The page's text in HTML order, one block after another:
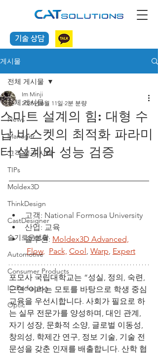
기술 상담
게시물
전체 게시물
News
Manager
고객 성공 사례
TIPs
Moldex3D
ThinkDesign
CastDesigner
슬기로운생활
Automotive
Consumer Products
IC Packaging
Optic
전체 게시물
스마트 설계의 힘: 대형 수
납 바스켓의 최적화 파라미
터 설계와 성능 검증
Im Minji
2025년 6월 11일 2분 분량
고객: National Formosa University
산업: 교육
솔루션: Moldex3D Advanced,
Flow,
Pack, Cool Warp Expert
포모사 국립대학교는 “성실, 정의, 숙련,
근면”이라는 모토를 바탕으로 학생 중심
교육을 우선시합니다. 사회가 필요로 하
는 실무 전문가를 양성하며, 대인 관계,
자기 성장, 문화적 소양, 글로벌 이동성,
창의성, 학제간 연구, 정보 기술, 기술 전
문성을 갖춘 인재를 배출합니다. 산학 협